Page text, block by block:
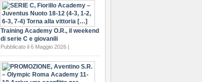
Training Academy O.R., il weekend
di serie C e giovanili
Pubblicato il 6 Maggio 2026 |